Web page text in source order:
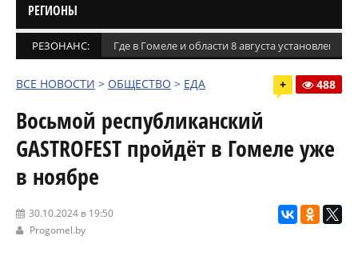
РЕГИОНЫ
РЕЗОНАНС: Где в Гомеле и области 8 августа установлены
ВСЕ НОВОСТИ > ОБЩЕСТВО > ЕДА + 488
Восьмой республиканский
GASTROFEST пройдёт в Гомеле уже
в ноябре
30.10.2024 в 19:50
Progomel.by